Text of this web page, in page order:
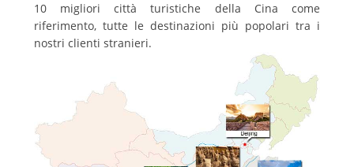
10 migliori città turistiche della Cina come
riferimento, tutte le destinazioni più popolari tra i
nostri clienti stranieri.